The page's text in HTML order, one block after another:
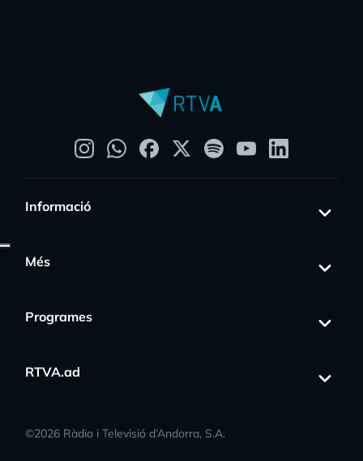
Informació
Més
Programes
RTVA.ad
©2026 Ràdio i Televisió d’Andorra, S.A.